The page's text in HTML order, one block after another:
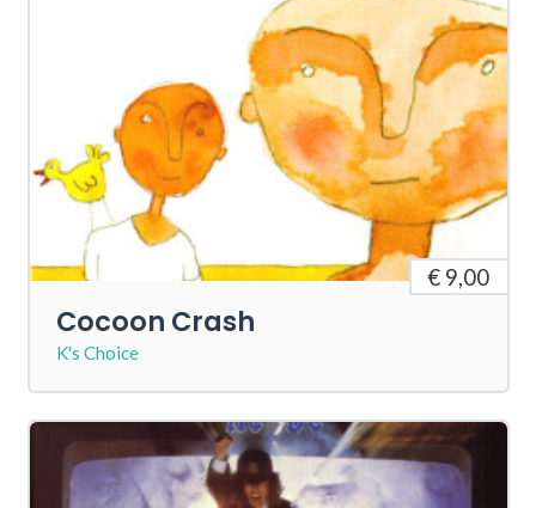
€ 9,00
Cocoon Crash
K's Choice